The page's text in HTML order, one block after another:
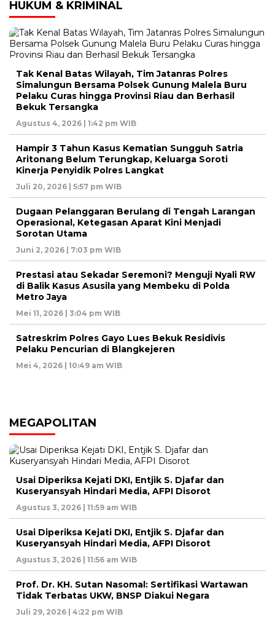
HUKUM & KRIMINAL
Tak Kenal Batas Wilayah, Tim Jatanras Polres
Simalungun Bersama Polsek Gunung Malela Buru
Pelaku Curas hingga Provinsi Riau dan Berhasil
Bekuk Tersangka
Agustus 4, 2026 | 1:42 pm WIB
Hampir 3 Tahun Kasus Kematian Sungguh Satria
Aritonang Belum Terungkap, Keluarga Soroti
Kinerja Penyidik Polres Langkat
Juli 20, 2026 | 5:57 pm WIB
Dugaan Pelanggaran Berulang di Tengah Larangan
Operasional, Ketegasan Aparat Kini Menjadi
Sorotan Utama
Juni 2, 2026 | 7:03 pm WIB
Prestasi atau Sekadar Seremoni? Menguji Nyali RW
di Balik Kasus Asusila yang Membeku di Polda
Metro Jaya
Mei 11, 2026 | 3:04 pm WIB
Satreskrim Polres Gayo Lues Bekuk Residivis
Pelaku Pencurian di Blangkejeren
Mei 4, 2026 | 10:49 am WIB
MEGAPOLITAN
Usai Diperiksa Kejati DKI, Entjik S. Djafar dan
Kuseryansyah Hindari Media, AFPI Disorot
Agustus 3, 2026 | 11:59 am WIB
Usai Diperiksa Kejati DKI, Entjik S. Djafar dan
Kuseryansyah Hindari Media, AFPI Disorot
Agustus 3, 2026 | 11:56 am WIB
Prof. Dr. KH. Sutan Nasomal: Sertifikasi Wartawan
Tidak Terbatas UKW, BNSP Diakui Negara
Juli 29, 2026 | 4:22 pm WIB